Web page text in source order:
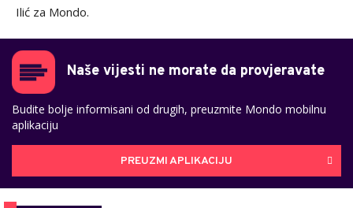
Ilić za Mondo.
Naše vijesti ne morate da provjeravate
Budite bolje informisani od drugih, preuzmite Mondo mobilnu
aplikaciju
PREUZMI APLIKACIJU